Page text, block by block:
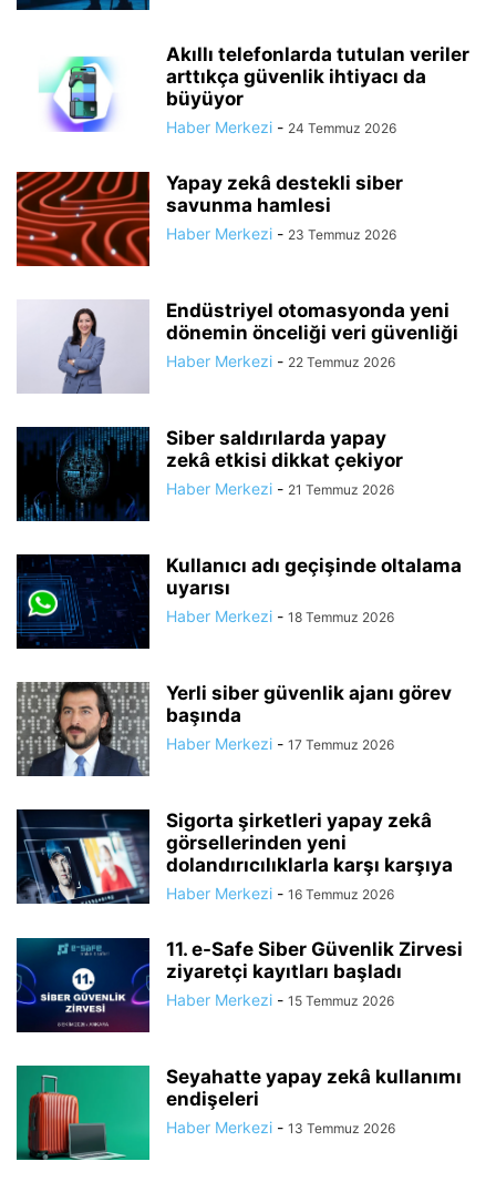
Akıllı telefonlarda tutulan veriler
arttıkça güvenlik ihtiyacı da
büyüyor
Haber Merkezi - 24 Temmuz 2026
Yapay zekâ destekli siber
savunma hamlesi
Haber Merkezi - 23 Temmuz 2026
Endüstriyel otomasyonda yeni
dönemin önceliği veri güvenliği
Haber Merkezi - 22 Temmuz 2026
Siber saldırılarda yapay
zekâ etkisi dikkat çekiyor
Haber Merkezi - 21 Temmuz 2026
Kullanıcı adı geçişinde oltalama
uyarısı
Haber Merkezi - 18 Temmuz 2026
Yerli siber güvenlik ajanı görev
başında
Haber Merkezi - 17 Temmuz 2026
Sigorta şirketleri yapay zekâ
görsellerinden yeni
dolandırıcılıklarla karşı karşıya
Haber Merkezi - 16 Temmuz 2026
11. e-Safe Siber Güvenlik Zirvesi
ziyaretçi kayıtları başladı
Haber Merkezi - 15 Temmuz 2026
Seyahatte yapay zekâ kullanımı
endişeleri
Haber Merkezi - 13 Temmuz 2026